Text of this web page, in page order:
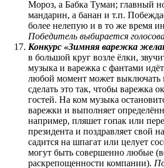
Мороз, а Бабка Туман; главный
мандарин, а банан и т.п.
более нелепую и в то же время
Победитель выбирается
Конкурс «Зимняя варежка
в большой круг возле ёлки,
музыка и варежка с фантами
любой момент может выключать
сделать это так, чтобы варежка
гостей. На ком музыка
варежки и выполняет
например, пляшет гопак или
президента и поздравляет свой
садится на шпагат или целует
могут быть совершенно любые
раскрепощенности компании).